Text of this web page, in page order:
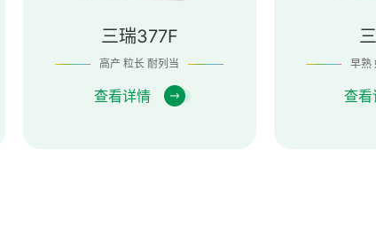
三瑞377F
高产 粒长 耐列当
查看详情
早熟
查看